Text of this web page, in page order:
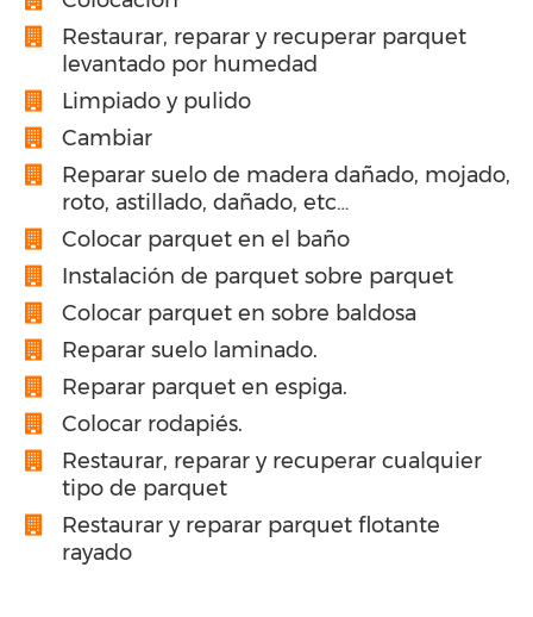
Restaurar, reparar y recuperar parquet
levantado por humedad
Limpiado y pulido
Cambiar
Reparar suelo de madera dañado, mojado,
roto, astillado, dañado, etc…
Colocar parquet en el baño
Instalación de parquet sobre parquet
Colocar parquet en sobre baldosa
Reparar suelo laminado.
Reparar parquet en espiga.
Colocar rodapiés.
Restaurar, reparar y recuperar cualquier
tipo de parquet
Restaurar y reparar parquet flotante
rayado